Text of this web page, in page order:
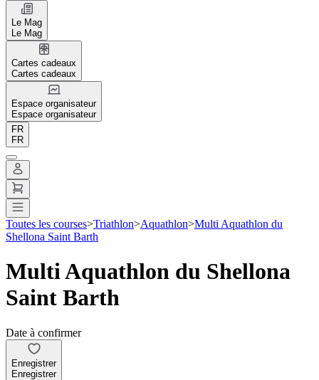
Le Mag
Le Mag
Cartes cadeaux
Cartes cadeaux
Espace organisateur
Espace organisateur
FR
FR
Toutes les courses>Triathlon>Aquathlon>Multi Aquathlon du
Shellona Saint Barth
Multi Aquathlon du Shellona
Saint Barth
Date à confirmer
Enregistrer
Enregistrer